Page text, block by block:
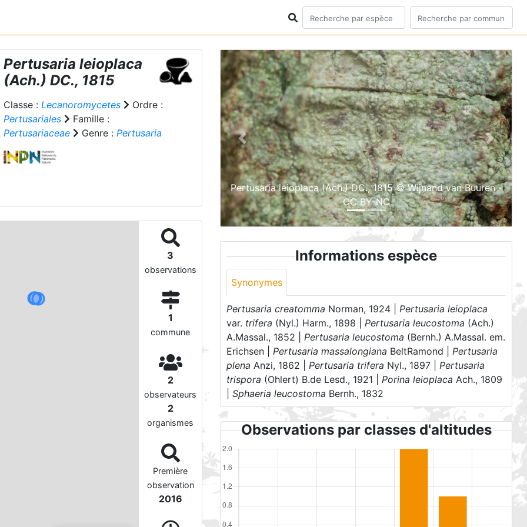
Pertusaria leioplaca
(Ach.) DC., 1815
Classe : Lecanoromycetes
Ordre :
Pertusariales
Famille :
Pertusariaceae
Genre : Pertusaria
3
observations
1
commune
2
observateurs
2
organismes
Première
observation
2016
Pertusaria leioplaca (Ach.) DC., 1815 © Wijnand van Buuren -
CC BY-NC
Previous Next
Informations espèce
Synonymes
Pertusaria creatomma Norman, 1924 |Pertusaria leioplaca
var. trifera (Nyl.) Harm., 1898 |Pertusaria leucostoma (Ach.)
A.Massal., 1852 |Pertusaria leucostoma (Bernh.) A.Massal. em.
Erichsen |Pertusaria massalongiana BeltRamond |Pertusaria
plena Anzi, 1862 |Pertusaria trifera Nyl., 1897 |Pertusaria
trispora (Ohlert) B.de Lesd., 1921 |Porina leioplaca Ach., 1809
|Sphaeria leucostoma Bernh., 1832
Observations par classes d'altitudes